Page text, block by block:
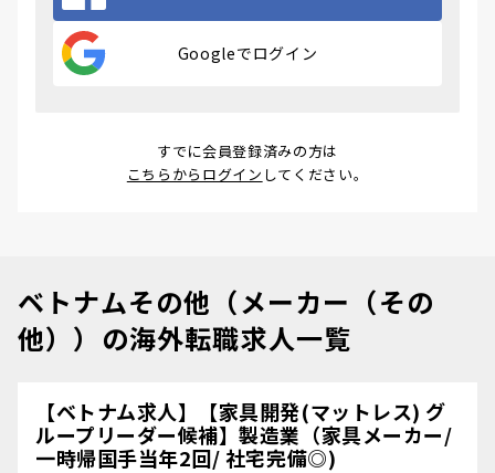
Googleでログイン
すでに会員登録済みの方は
こちらからログイン してください。
ベトナムその他（メーカー（その
他））の海外転職求人一覧
【ベトナム求人】【家具開発(マットレス) グ
ループリーダー候補】製造業（家具メーカー/
一時帰国手当年2回/ 社宅完備◎)